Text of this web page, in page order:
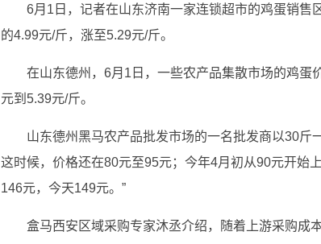
6月1日，记者在山东济南一家连锁超市的鸡蛋销售
的4.99元/斤，涨至5.29元/斤。
在山东德州，6月1日，一些农产品集散市场的鸡蛋
元到5.39元/斤。
山东德州黑马农产品批发市场的一名批发商以30斤
这时候，价格还在80元至95元；今年4月初从90元开始
146元，今天149元。”
盒马西安区域采购专家沐丞介绍，随着上游采购成